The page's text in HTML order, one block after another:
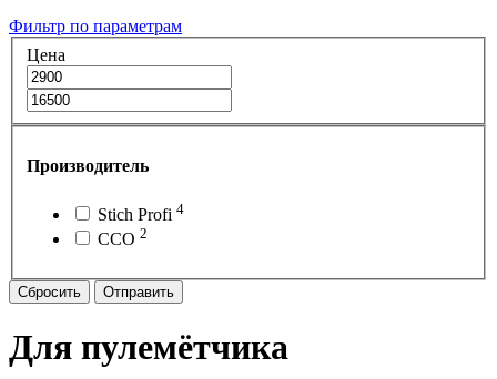
Фильтр по параметрам
Цена
Производитель
Stich Profi 4
ССО 2
Сбросить Отправить
Для пулемётчика